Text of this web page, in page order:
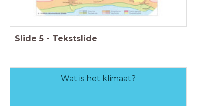
Slide 5 - Tekstslide
Wat is het klimaat?